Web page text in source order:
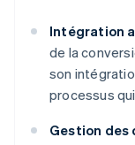
Intégration
de la
son
processus
Gestion des